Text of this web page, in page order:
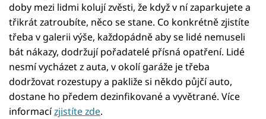
doby mezi lidmi kolují zvěsti, že když v ní zaparkujete a
třikrát zatroubíte, něco se stane. Co konkrétně zjistíte
třeba v galerii výše, každopádně aby se lidé nemuseli
bát nákazy, dodržují pořadatelé přísná opatření. Lidé
nesmí vycházet z auta, v okolí garáže je třeba
dodržovat rozestupy a pakliže si někdo půjčí auto,
dostane ho předem dezinfikované a vyvětrané. Více
informacízjistíte zde.